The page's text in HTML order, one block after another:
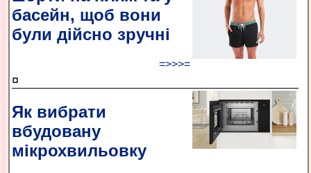
басейн, щоб вони
були дійсно зручні
=>>>=
¤
Як вибрати
вбудовану
мікрохвильовку